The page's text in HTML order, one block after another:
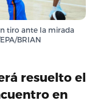
tiro ante la mirada
BRIAN
resuelto el
en